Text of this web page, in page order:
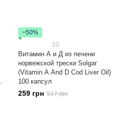
−50%
10
Витамин А и Д из печени
норвежской трески Solgar
(Vitamin А And D Cod Liver Oil)
100 капсул
259 грн 517 грн